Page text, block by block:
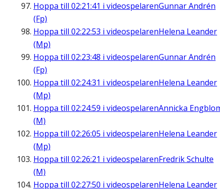
Hoppa till 02:21:41 i videospelarenGunnar Andrén
(Fp)
Hoppa till 02:22:53 i videospelarenHelena Leander
(Mp)
Hoppa till 02:23:48 i videospelarenGunnar Andrén
(Fp)
Hoppa till 02:24:31 i videospelarenHelena Leander
(Mp)
Hoppa till 02:24:59 i videospelarenAnnicka
(M)
Hoppa till 02:26:05 i videospelarenHelena Leander
(Mp)
Hoppa till 02:26:21 i videospelarenFredrik Schulte
(M)
Hoppa till 02:27:50 i videospelarenHelena Leander